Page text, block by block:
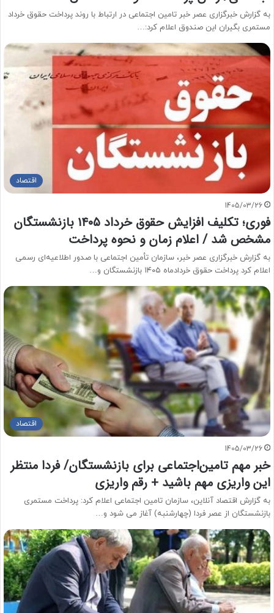
به گزارش خبرگزاری عصر خبر تامین اجتماعی در ارتباط با روند پرداخت حقوق خرداد
مستمری بگیران این صندوق اعلام کرد:…
اقتصاد
1405/03/26
فوری؛ تکلیف افزایش حقوق خرداد ۱۴۰۵ بازنشستگان
مشخص شد / اعلام زمان و نحوه پرداخت
به گزارش خبرگزاری عصر خبر، سازمان تأمین اجتماعی با صدور اطلاعیه‌ای رسمی
اعلام کرد پرداخت حقوق خردادماه ۱۴۰۵ بازنشستگان و…
اقتصاد
1405/03/26
خبر مهم تامین‌اجتماعی برای بازنشستگان/ فردا منتظر
این واریزی مهم باشید + رقم واریزی
به گزارش اقتصاد آنلاین، سازمان تامین اجتماعی اعلام کرد: پرداخت مستمری
بازنشستگان از عصر فردا (چهارشنبه) آغاز می شود و…